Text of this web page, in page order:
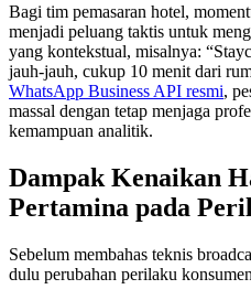
Bagi tim pemasaran hotel,
menjadi peluang taktis untuk
yang kontekstual, misalnya:
WhatsApp Business API resmi,
massal dengan tetap menjaga
kemampuan analitik.
Dampak Kenaikan
Pertamina pada
Sebelum membahas teknis
dulu perubahan perilaku